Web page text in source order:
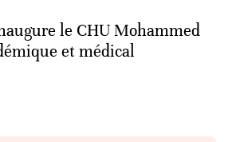
le CHU Mohammed
et médical